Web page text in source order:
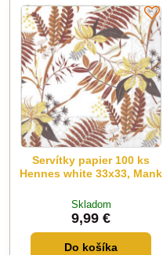
Servítky papier 100 ks
Hennes white 33x33, Mank
Skladom
9,99 €
Do košíka